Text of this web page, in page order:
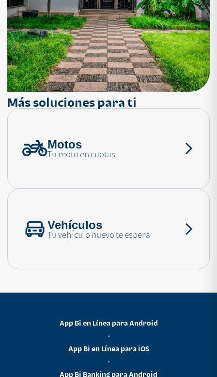
¿Necesitas ayuda?
Más soluciones para ti
Motos
Tu moto en cuotas
Vehículos
Tu vehículo nuevo te espera
App Bi en Línea para Android
•
App Bi en Línea para iOS
•
App Bi Banking para Android